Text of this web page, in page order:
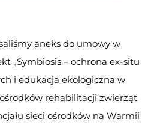
aneks do umowy w
„Symbiosis – ochrona ex-situ
i edukacja ekologiczna w
rehabilitacji zwierząt
sieci ośrodków na Warmii